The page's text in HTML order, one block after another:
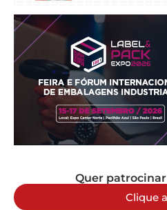
Quer patrocinar
Clique